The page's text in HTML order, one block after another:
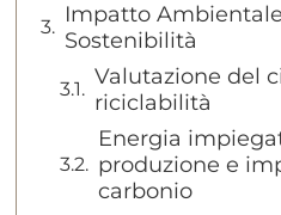
Impatto
Sostenibilità
Valutazione del
riciclabilità
Energia
produzione e
carbonio